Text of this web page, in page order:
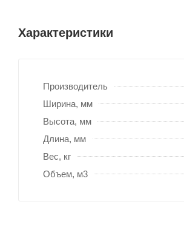
Характеристики
Производитель
Ширина, мм
Высота, мм
Длина, мм
Вес, кг
Объем, м3